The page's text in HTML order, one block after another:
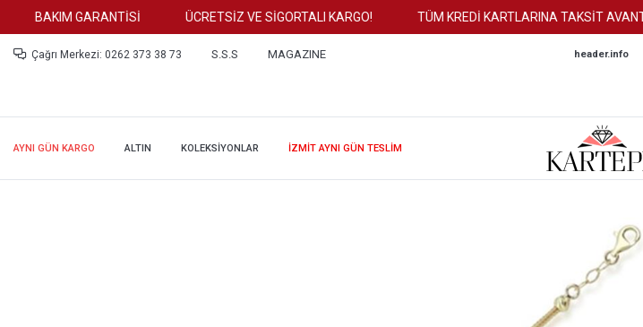
BAKIM GARANTİSİ ÜCRETSİZ VE SİGORTALI KARGO! TÜM KREDİ KARTLARINA TAKSİT AVANTAJI
Çağrı Merkezi: 0262 373 38 73 S.S.S MAGAZINE header.info
AYNI GÜN KARGO ALTIN KOLEKSİYONLAR İZMİT AYNI GÜN TESLİM